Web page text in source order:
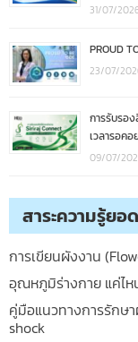
31/07/
PROUD
23/07/
การรับรอ
เวลารอคอ
09/07/
สาระความรู้ยอ
การเขียนผังงาน
อุณหภูมิร่างกาย แค่ไห
คู่มือแนวทางการรักษ
shock